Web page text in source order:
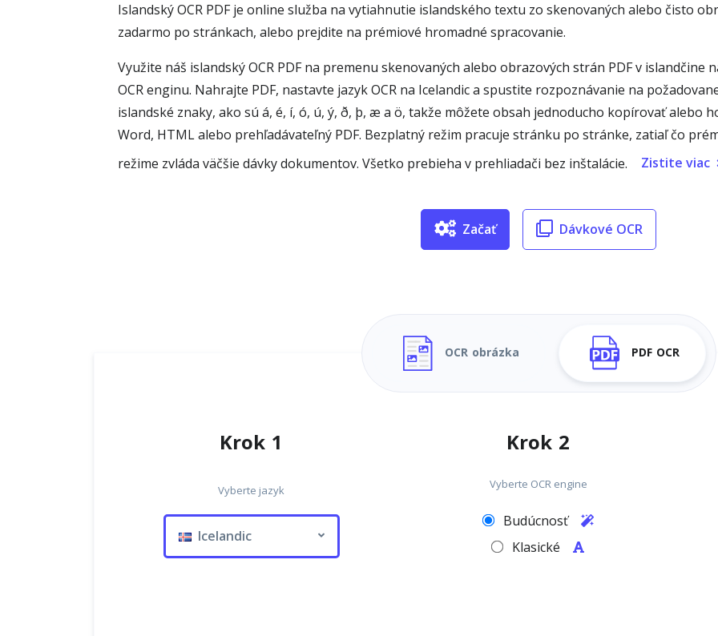
Islandský OCR PDF je online služba na vytiahnutie islandského textu zo skenovaných alebo čisto
zadarmo po stránkach, alebo prejdite na prémiové hromadné spracovanie.
Využite náš islandský OCR PDF na premenu skenovaných alebo obrazových strán PDF v
OCR enginu. Nahrajte PDF, nastavte jazyk OCR na Icelandic a spustite rozpoznávanie na
islandské znaky, ako sú á, é, í, ó, ú, ý, ð, þ, æ a ö, takže môžete obsah jednoducho kopírovať alebo
Word, HTML alebo prehľadávateľný PDF. Bezplatný režim pracuje stránku po stránke, zatiaľ čo
režime zvláda väčšie dávky dokumentov. Všetko prebieha v prehliadači bez inštalácie.
Zistite viac
Začať Dávkové OCR
OCR obrázka PDF OCR
Krok 1
Vyberte jazyk
Icelandic
Krok 2
Vyberte OCR engine
Budúcnosť
Klasické